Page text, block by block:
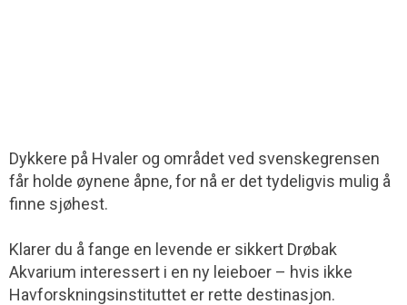
Dykkere på Hvaler og området ved svenskegrensen
får holde øynene åpne, for nå er det tydeligvis mulig å
finne sjøhest.
Klarer du å fange en levende er sikkert Drøbak
Akvarium interessert i en ny leieboer – hvis ikke
Havforskningsinstituttet er rette destinasjon.